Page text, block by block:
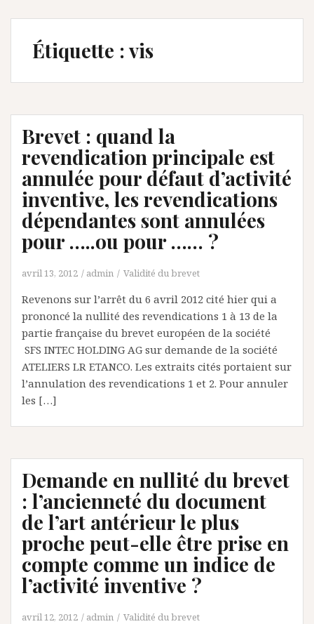
Étiquette :vis
Brevet : quand la
revendication principale est
annulée pour défaut d’activité
inventive, les revendications
dépendantes sont annulées
pour …..ou pour …… ?
avril 13, 2012 admin Validité du brevet
Revenons sur l’arrêt du 6 avril 2012 cité hier qui a
prononcé la nullité des revendications 1 à 13 de la
partie française du brevet européen de la société
SFS INTEC HOLDING AG sur demande de la société
ATELIERS LR ETANCO. Les extraits cités portaient sur
l’annulation des revendications 1 et 2. Pour annuler
les […]
Demande en nullité du brevet
: l’ancienneté du document
de l’art antérieur le plus
proche peut-elle être prise en
compte comme un indice de
l’activité inventive ?
avril 12, 2012 admin Validité du brevet